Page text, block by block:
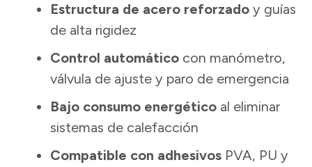
Estructura de acero reforzado y guías
de alta rigidez
Control automático con manómetro,
válvula de ajuste y paro de emergencia
Bajo consumo energético al eliminar
sistemas de calefacción
Compatible con adhesivos PVA, PU y